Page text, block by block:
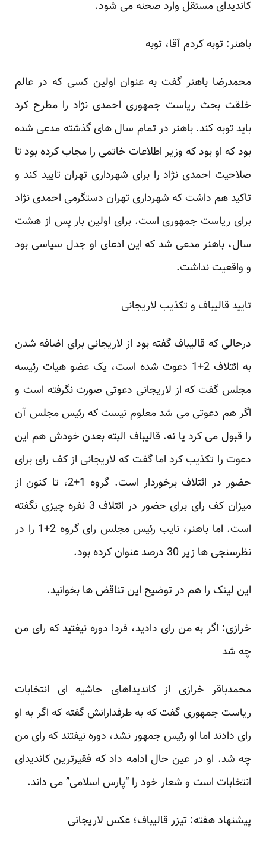
کاندیدای مستقل وارد صحنه می شود.
باهنر: توبه کردم آقا، توبه
محمدرضا باهنرگفت به عنوان اولین کسی که در عالم
خلقت بحث ریاست جمهوری احمدی نژاد را مطرح کرد
باید توبه کند. باهنر در تمام سال های گذشته مدعی شده
بود که او بود که وزیر اطلاعات خاتمی را مجاب کرده بود تا
صلاحیت احمدی نژاد را برای شهرداری تهران تایید کند و
تاکید هم داشت که شهرداری تهران دستگرمی احمدی نژاد
برای ریاست جمهوری است. برای اولین بار پس از هشت
سال، باهنر مدعی شد که این ادعای او جدل سیاسی بود
و واقعیت نداشت.
تایید قالیباف و تکذیب لاریجانی
درحالی که قالیباف گفته بود از لاریجانی برای اضافه شدن
به ائتلاف 2+1 دعوت شده است، یک عضو هیات رئیسه
مجلس گفت که از لاریجانی دعوتی صورت نگرفته است و
اگر هم دعوتی می شد معلوم نیست که رئیس مجلس آن
را قبول می کرد یا نه. قالیباف البته بعدن خودش هم این
دعوت را تکذیب کرد اما گفت که لاریجانی از کف رای برای
حضور در ائتلاف برخوردار است. گروه 1+2، تا کنون از
میزان کف رای برای حضور در ائتلاف 3 نفره چیزی نگفته
است. اما باهنر
، نایب رئیس مجلس رای گروه 2+1 را در
نظرسنجی ها زیر 30 درصد عنوان کرده بود.
این لینک را هم در توضیح این تناقض ها بخوانید.
خرازی: اگر به من رای دادید، فردا دوره نیفتید که رای من
چه شد
محمدباقر خرازی از کاندیداهای حاشیه ای انتخابات
ریاست جمهوری گفت که به طرفدارانش گفته که اگر به او
رای دادند اما او رئیس جمهور نشد، دوره نیفتند که رای من
چه شد. او در عین حال ادامه داد که فقیرترین کاندیدای
انتخابات است و شعار خود را “پارس اسلامی” می داند.
پیشنهاد هفته: تیزر قالیباف؛ عکس لاریجانی